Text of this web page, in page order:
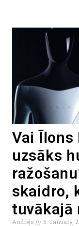
Vai Īlons
uzsāks
skaidro,
tuvākajā
Andrejs
5. January,